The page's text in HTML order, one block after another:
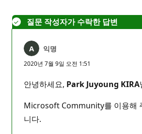
질문 작성자가 수락한 답변
익명
2020년 7월 9일 오전 1:51
안녕하세요, Park Juyoung KIRA
Microsoft Community를 이용해
니다.